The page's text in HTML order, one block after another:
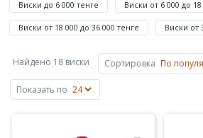
до
4
480
₸
—
Виски до 6 000 тенге Виски от 6 000 до
Виски от 18 000 до 36 000 тенге Виски от
Найдено 18 виски Сортировка
Показать по